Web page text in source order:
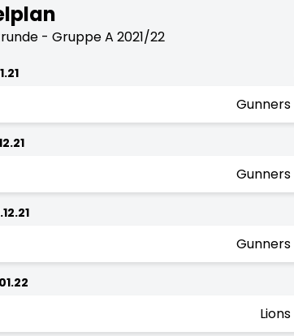
- Gruppe A 2021/22
Gunners
Gunners
Gunners
Lions